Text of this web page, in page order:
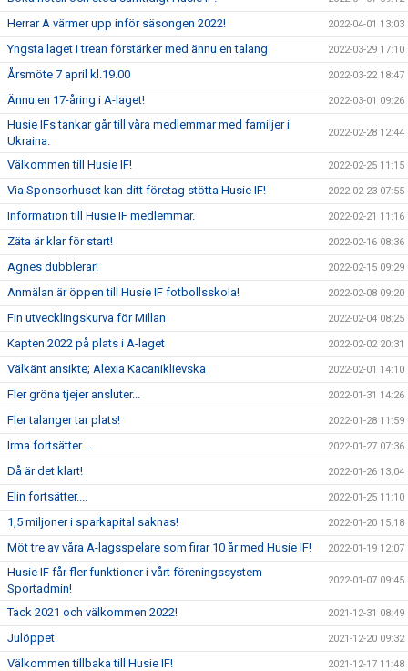
Herrar A värmer upp inför säsongen 2022! 2022-04-01 13:03
Yngsta laget i trean förstärker med ännu en talang 2022-03-29 17:10
Årsmöte 7 april kl.19.00 2022-03-22 18:47
Ännu en 17-åring i A-laget! 2022-03-01 09:26
Husie IFs tankar går till våra medlemmar med familjer i
Ukraina.
2022-02-28 12:44
Välkommen till Husie IF! 2022-02-25 11:15
Via Sponsorhuset kan ditt företag stötta Husie IF! 2022-02-23 07:55
Information till Husie IF medlemmar. 2022-02-21 11:16
Zäta är klar för start! 2022-02-16 08:36
Agnes dubblerar! 2022-02-15 09:29
Anmälan är öppen till Husie IF fotbollsskola! 2022-02-08 09:20
Fin utvecklingskurva för Millan 2022-02-04 08:25
Kapten 2022 på plats i A-laget 2022-02-02 20:31
Välkänt ansikte; Alexia Kacaniklievska 2022-02-01 14:10
Fler gröna tjejer ansluter... 2022-01-31 14:26
Fler talanger tar plats! 2022-01-28 11:59
Irma fortsätter.... 2022-01-27 07:36
Då är det klart! 2022-01-26 13:04
Elin fortsätter.... 2022-01-25 11:10
1,5 miljoner i sparkapital saknas! 2022-01-20 15:18
Möt tre av våra A-lagsspelare som firar 10 år med Husie IF! 2022-01-19 12:07
Husie IF får fler funktioner i vårt föreningssystem
Sportadmin!
2022-01-07 09:45
Tack 2021 och välkommen 2022! 2021-12-31 08:49
Julöppet 2021-12-20 09:32
Välkommen tillbaka till Husie IF! 2021-12-17 11:48